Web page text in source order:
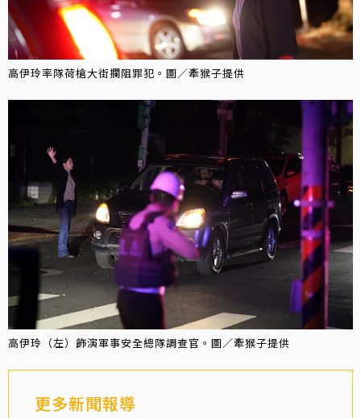
高伊玲率隊荷槍大街攔阻罪犯。圖／牽猴子提供
高伊玲（左）飾演軍事安全總隊調查官。圖／牽猴子提供
更多新聞報導